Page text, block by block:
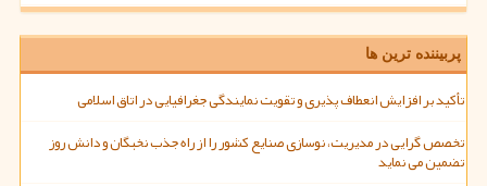
پربیننده ترین ها
تأکید بر افزایش انعطاف پذیری و تقویت نمایندگی جغرافیایی در اتاق اسلامی
تخصص گرایی در مدیریت، نوسازی صنایع کشور را از راه جذب نخبگان و دانش روز
تضمین می نماید